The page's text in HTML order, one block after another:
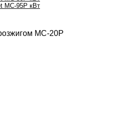
MC-95P кВт
MC-20P